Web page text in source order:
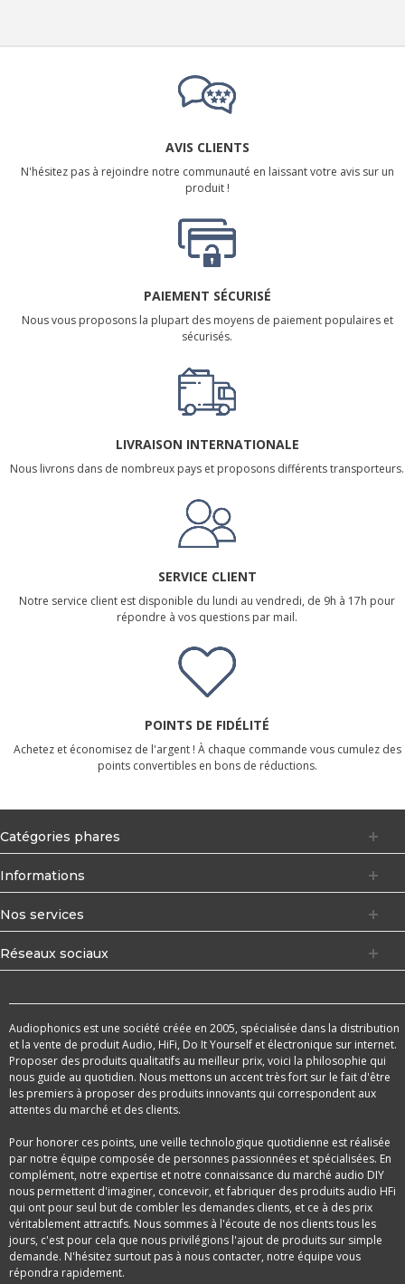
AVIS CLIENTS
N'hésitez pas à rejoindre notre communauté en laissant votre avis sur un
produit !
PAIEMENT SÉCURISÉ
Nous vous proposons la plupart des moyens de paiement populaires et
sécurisés.
LIVRAISON INTERNATIONALE
Nous livrons dans de nombreux pays et proposons différents transporteurs.
SERVICE CLIENT
Notre service client est disponible du lundi au vendredi, de 9h à 17h pour
répondre à vos questions par mail.
POINTS DE FIDÉLITÉ
Achetez et économisez de l'argent ! À chaque commande vous cumulez des
points convertibles en bons de réductions.
Catégories phares
Informations
Nos services
Réseaux sociaux
Audiophonics est une société créée en 2005, spécialisée dans la distribution
et la vente de produit Audio, HiFi, Do It Yourself et électronique sur internet.
Proposer des produits qualitatifs au meilleur prix, voici la philosophie qui
nous guide au quotidien. Nous mettons un accent très fort sur le fait d'être
les premiers à proposer des produits innovants qui correspondent aux
attentes du marché et des clients.
Pour honorer ces points, une veille technologique quotidienne est réalisée
par notre équipe composée de personnes passionnées et spécialisées. En
complément, notre expertise et notre connaissance du marché audio DIY
nous permettent d'imaginer, concevoir, et fabriquer des produits audio HFi
qui ont pour seul but de combler les demandes clients, et ce à des prix
véritablement attractifs. Nous sommes à l'écoute de nos clients tous les
jours, c'est pour cela que nous privilégions l'ajout de produits sur simple
demande. N'hésitez surtout pas à nous contacter, notre équipe vous
répondra rapidement.